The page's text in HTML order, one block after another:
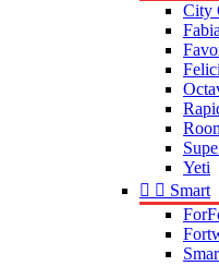
City
Fabia
Yeti
  Smart